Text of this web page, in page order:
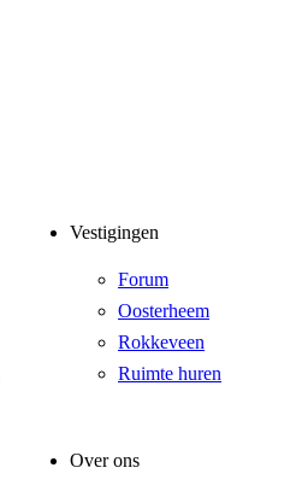
Vestigingen
Forum
Oosterheem
Rokkeveen
Ruimte huren
Over ons